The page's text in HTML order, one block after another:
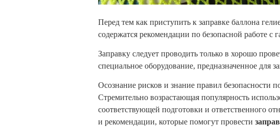
Перед тем как приступить к заправке баллона
содержатся рекомендации по безопасной работе
Заправку следует проводить только в хорошо
специальное оборудование, предназначенное для
Осознание рисков и знание правил безопасности
Стремительно возрастающая популярность
соответствующей подготовки и ответственного
и рекомендации, которые помогут провести